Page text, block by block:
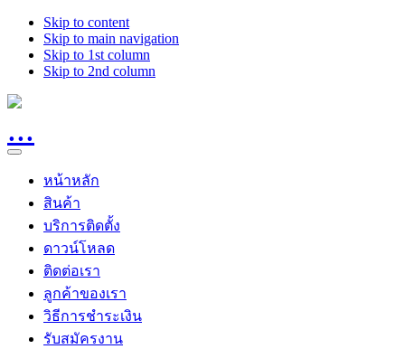
Skip to content
Skip to main navigation
Skip to 1st column
Skip to 2nd column
หน้าหลัก
สินค้า
บริการติดตั้ง
ดาวน์โหลด
ติดต่อเรา
ลูกค้าของเรา
วิธีการชำระเงิน
รับสมัครงาน